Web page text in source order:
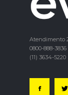
0800-888-
(11) 3634-5220